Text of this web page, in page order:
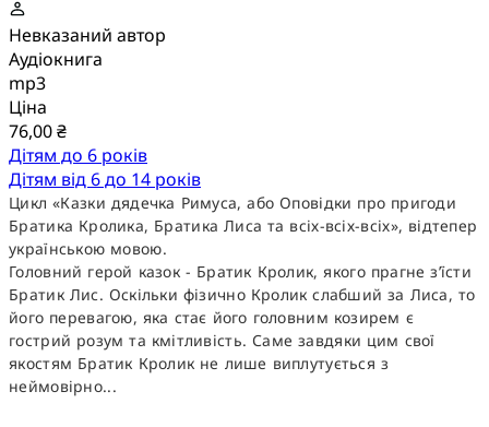
Невказаний автор
Аудіокнига
mp3
Ціна
76,00 ₴
Дітям до 6 років
Дітям від 6 до 14 років
Цикл «Казки дядечка Римуса, або Оповідки про пригоди
Братика Кролика, Братика Лиса та всіх-всіх-всіх», відтепер
українською мовою.
Головний герой казок - Братик Кролик, якого прагне з’їсти
Братик Лис. Оскільки фізично Кролик слабший за Лиса, то
його перевагою, яка стає його головним козирем є
гострий розум та кмітливість. Саме завдяки цим свої
якостям Братик Кролик не лише виплутується з
неймовірно...